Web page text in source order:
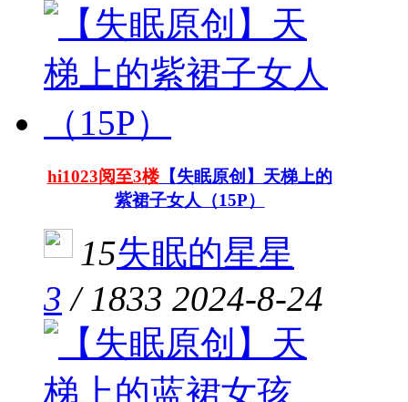
hi1023阅至3楼【失眠原创】天梯上的
紫裙子女人（15P）
15失眠的星星
3 / 1833 2024-8-24